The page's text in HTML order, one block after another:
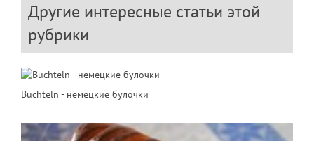
Другие интересные статьи этой
рубрики
Buchteln - немецкие булочки